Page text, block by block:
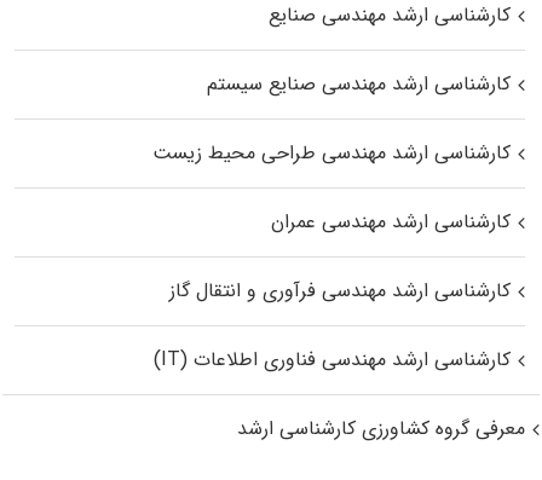
کارشناسی ارشد مهندسی صنایع
کارشناسی ارشد مهندسی صنایع سیستم
کارشناسی ارشد مهندسی طراحی محیط زیست
کارشناسی ارشد مهندسی عمران
کارشناسی ارشد مهندسی فرآوری و انتقال گاز
کارشناسی ارشد مهندسی فناوری اطلاعات (IT)
معرفی گروه کشاورزی کارشناسی ارشد